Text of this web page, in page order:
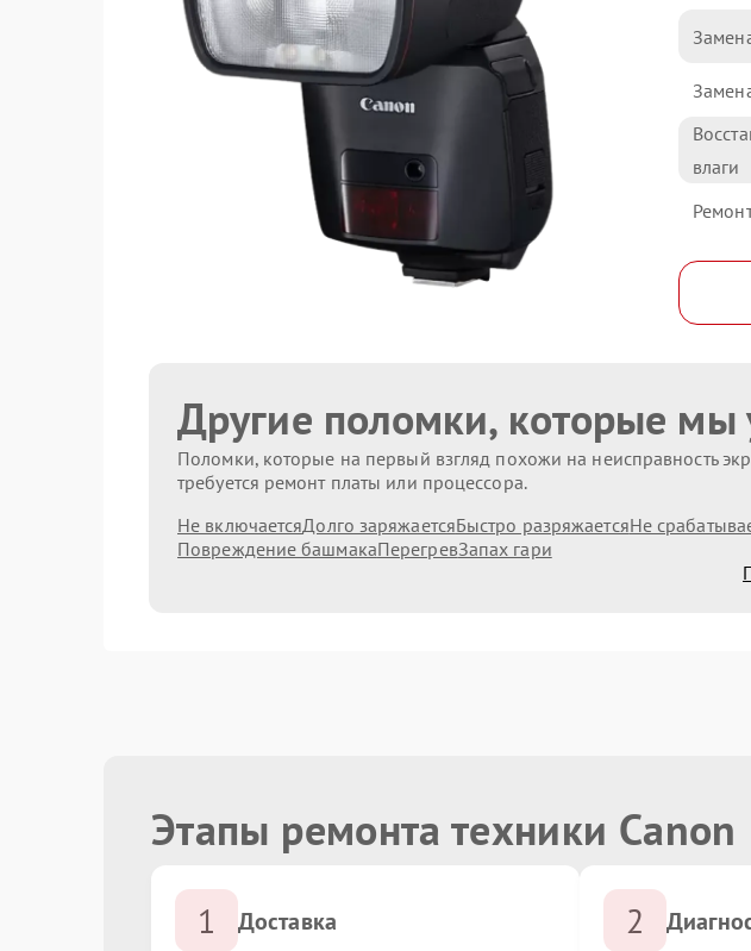
влаги
Другие поломки, которые мы
Поломки, которые на первый взгляд похожи на неисправность
требуется ремонт платы или процессора.
Не включаетсяДолго заряжаетсяБыстро разряжаетсяНе
Повреждение башмакаПерегревЗапах гари
Этапы ремонта техники Canon
1 Доставка 2